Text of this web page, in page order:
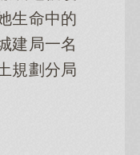
生命中的
建局一名
規劃分局